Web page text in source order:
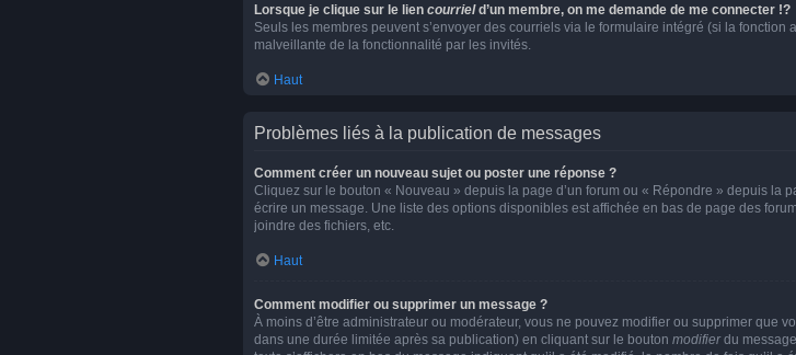
Lorsque je clique sur le lien courrield’un membre, on me demande de me connecter !?
Seuls les membres peuvent s’envoyer des courriels via le formulaire intégré (si la fonction
malveillante de la fonctionnalité par les invités.
Haut
Problèmes liés à la publication de messages
Comment créer un nouveau sujet ou poster une réponse ?
Cliquez sur le bouton « Nouveau » depuis la page d’un forum ou « Répondre » depuis la
écrire un message. Une liste des options disponibles est affichée en bas de page des
joindre des fichiers, etc.
Haut
Comment modifier ou supprimer un message ?
À moins d’être administrateur ou modérateur, vous ne pouvez modifier ou supprimer que
dans une durée limitée après sa publication) en cliquant sur le bouton modifierdu